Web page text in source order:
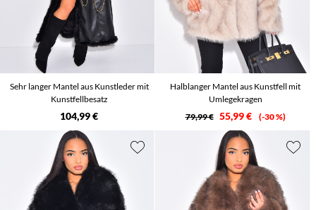
Sehr langer Mantel aus Kunstleder mit
Kunstfellbesatz
104,99 €
Halblanger Mantel aus Kunstfell mit
Umlegekragen
79,99 € 55,99 € -30 %